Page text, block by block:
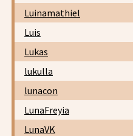
Luinamathiel
Luis
Lukas
lukulla
lunacon
LunaFreyia
LunaVK